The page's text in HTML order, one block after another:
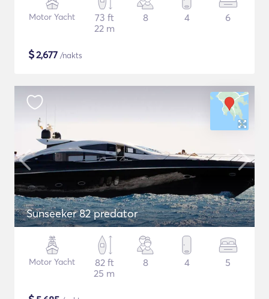
Motor Yacht
73 ft
22 m
8 4 6
$2,677 /nakts
Sunseeker 82 predator
Motor Yacht
82 ft
25 m
8 4 5